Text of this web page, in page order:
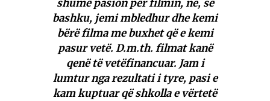
shumë pasion për filmin, ne, së
bashku, jemi mbledhur dhe kemi
bërë filma me buxhet që e kemi
pasur vetë. D.m.th. filmat kanë
qenë të vetëfinancuar. Jam i
lumtur nga rezultati i tyre, pasi e
kam kuptuar që shkolla e vërtetë